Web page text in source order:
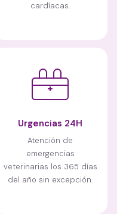
cardíacas.
Urgencias 24H
Atención de
emergencias
veterinarias los 365 días
del año sin excepción.